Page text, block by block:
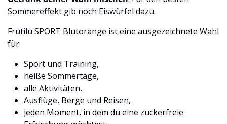
Sommereffekt gib noch Eiswürfel dazu.
Frutilu SPORT Blutorange ist eine ausgezeichnete Wahl
für:
Sport und Training,
heiße Sommertage,
alle Aktivitäten,
Ausflüge, Berge und Reisen,
jeden Moment, in dem du eine zuckerfreie